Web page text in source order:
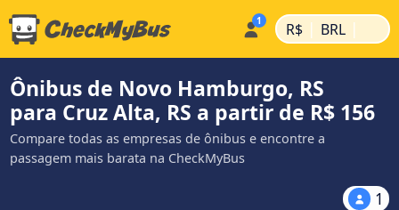
R$ | BRL |
Ônibus de Novo Hamburgo, RS
para Cruz Alta, RS a partir de R$ 156
Compare todas as empresas de ônibus e encontre a
passagem mais barata na CheckMyBus
1